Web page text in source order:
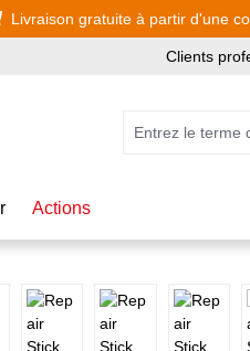
Livraison gratuite à partir d'une
Clients
Actions